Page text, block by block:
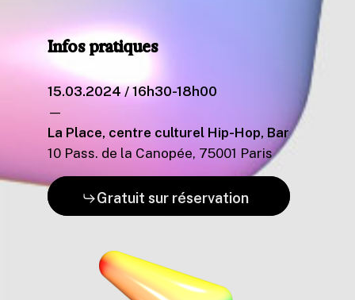
Infos pratiques
15.03.2024 / 16h30-18h00
—
La Place, centre culturel Hip-Hop, Bar
10 Pass. de la Canopée, 75001 Paris
Gratuit sur réservation